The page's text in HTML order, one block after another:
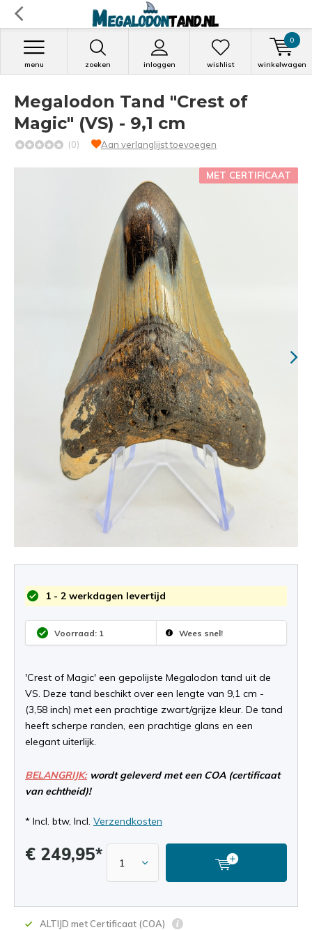
zoeken inloggen
menu wishlist winkelwagen
0
Megalodon Tand "Crest of
Magic" (VS) - 9,1 cm
(0) Aan verlanglijst toevoegen
MET CERTIFICAAT
1 - 2 werkdagen levertijd
Voorraad: 1 Wees snel!
'Crest of Magic' een gepolijste Megalodon tand uit de
VS. Deze tand beschikt over een lengte van 9,1 cm -
(3,58 inch) met een prachtige zwart/grijze kleur. De tand
heeft scherpe randen, een prachtige glans en een
elegant uiterlijk.
BELANGRIJK:wordt geleverd met een COA (certificaat
van echtheid)!
* Incl. btw, Incl. Verzendkosten
€ 249,95*
ALTIJD met Certificaat (COA)